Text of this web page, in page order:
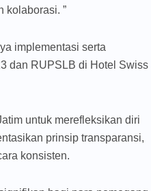
kolaborasi. ”
implementasi serta
dan RUPSLB di Hotel Swiss
untuk merefleksikan diri
prinsip transparansi,
konsisten.